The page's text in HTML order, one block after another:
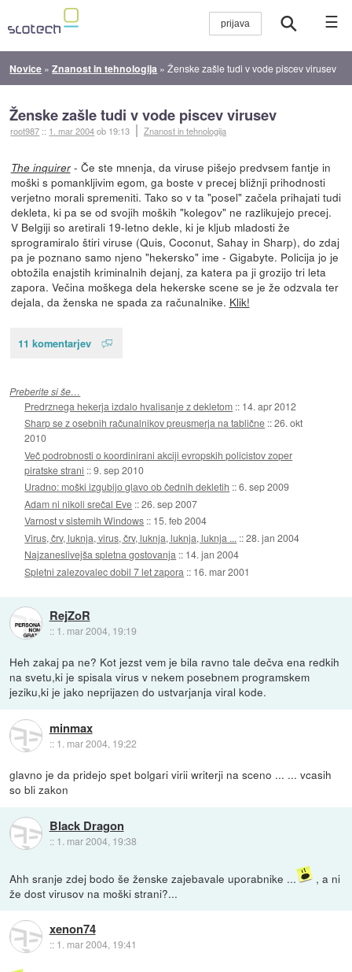
☰
Novice »Znanost in tehnologija »Ženske zašle tudi v vode piscev virusev
Ženske zašle tudi v vode piscev virusev
root987 :: 1. mar 2004ob 19:13 Znanost in tehnologija
The inquirer- Če ste mnenja, da viruse pišejo predvsem fantje in
moški s pomankljivim egom, ga boste v precej bližnji prihodnosti
verjetno morali spremeniti. Tako so v ta "posel" začela prihajati tudi
dekleta, ki pa se od svojih moških "kolegov" ne razlikujejo precej.
V Belgiji so aretirali 19-letno dekle, ki je kljub mladosti že
sprogramiralo štiri viruse (Quis, Coconut, Sahay in Sharp), do zdaj
pa je poznano samo njeno "hekersko" ime - Gigabyte. Policija jo je
obtožila enajstih kriminalnih dejanj, za katera pa ji grozijo tri leta
zapora. Večina moškega dela hekerske scene se je že odzvala ter
dejala, da ženska ne spada za računalnike. Klik!
11 komentarjev
Preberite si še…
Predrznega hekerja izdalo hvalisanje z dekletom :: 14. apr 2012
Sharp se z osebnih računalnikov preusmerja na tablične ::26. okt
2010
Več podrobnosti o koordinirani akciji evropskih policistov zoper
piratske strani ::9. sep 2010
Uradno: moški izgubijo glavo ob čednih dekletih ::6. sep 2009
Adam ni nikoli srečal Eve ::26. sep 2007
Varnost v sistemih Windows :: 15. feb 2004
Virus, črv, luknja, virus, črv, luknja, luknja, luknja ... ::28. jan 2004
Najzaneslivejša spletna gostovanja :: 14. jan 2004
Spletni zalezovalec dobil 7 let zapora :: 16. mar 2001
RejZoR
:: 1. mar 2004, 19:19
Heh zakaj pa ne? Kot jezst vem je bila ravno tale dečva ena redkih
na svetu,ki je spisala virus v nekem posebnem programskem
jeziku,ki je jako neprijazen do ustvarjanja viral kode.
minmax
:: 1. mar 2004, 19:22
glavno je da pridejo spet bolgari virii writerji na sceno ... ... vcasih
so bli zakon
Black Dragon
:: 1. mar 2004, 19:38
Ahh sranje zdej bodo še ženske zajebavale uporabnike ...
, a ni
že dost virusov na moški strani?...
xenon74
:: 1. mar 2004, 19:41